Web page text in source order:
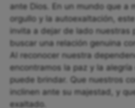
ante Dios. En un mundo que a
orgullo y la autoexaltación,
invita a dejar de lado nuestras
buscar una relación genuina
Al reconocer nuestra
encontramos la paz y la alegría
puede brindar. Que nuestros
inclinen ante su majestad, y
exaltado.